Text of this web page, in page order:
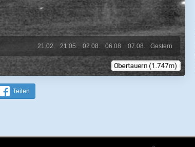
Gestern
07.08.
06.08.
02.08.
21.05.
21.02.
Teilen